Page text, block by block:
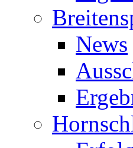
News